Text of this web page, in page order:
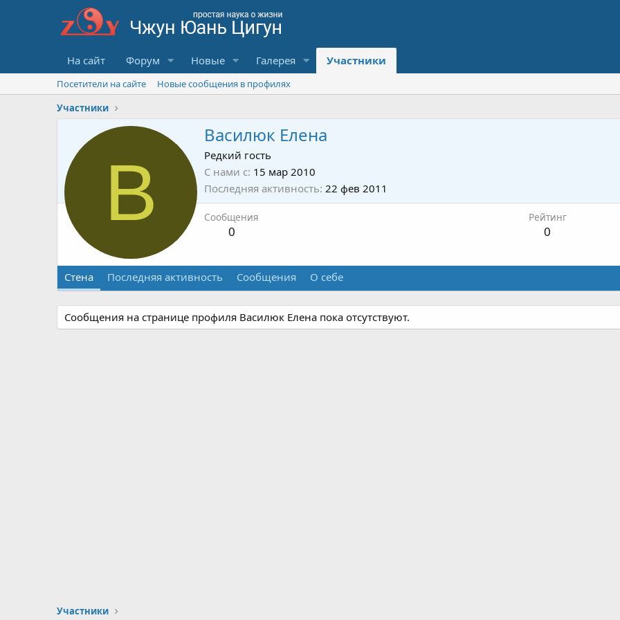
На сайт Форум Новые Галерея Участники
Посетители на сайте
Новые сообщения в профилях
Участники
В
Василюк Елена
Редкий гость
С нами с 15 мар 2010
Последняя активность 22 фев 2011
Сообщения
0
Рейтинг
0
Стена Последняя активность Сообщения О себе
Сообщения на странице профиля Василюк Елена пока отсутствуют.
Участники